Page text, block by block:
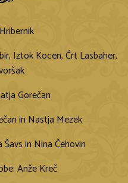
Iztok Kocen, Črt Lasbaher,
Gorečan
in Nastja Mezek
in Nina Čehovin
Anže Kreč